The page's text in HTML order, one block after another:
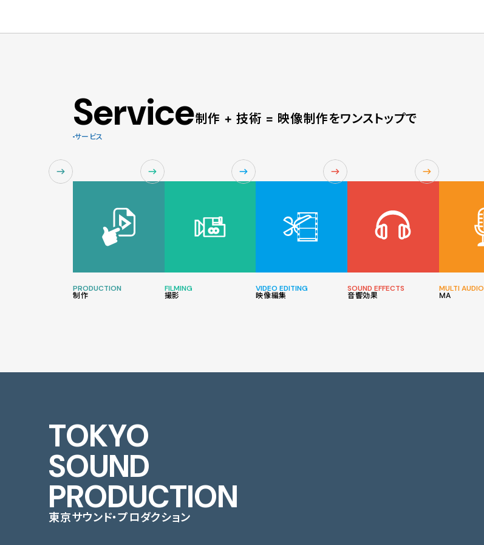
Service
サービス
制作 + 技術 = 映像制作をワンストップで
PRODUCTION
制作
FILMING
撮影
VIDEO EDITING
映像編集
SOUND EFFECTS
音響効果
MULTI AUDIO
MA
TOKYO
SOUND
PRODUCTION
東京サウンド・プロダクション